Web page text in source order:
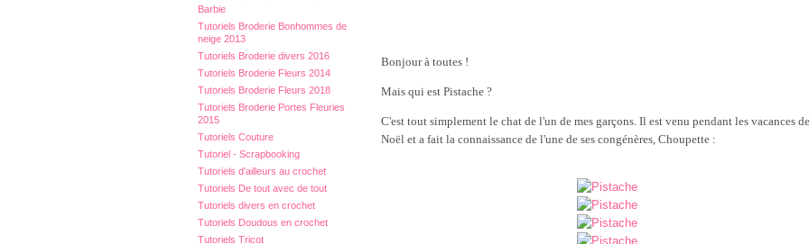
Barbie
Tutoriels Broderie Bonhommes de
neige 2013
Tutoriels Broderie divers 2016
Tutoriels Broderie Fleurs 2014
Tutoriels Broderie Fleurs 2018
Tutoriels Broderie Portes Fleuries
2015
Tutoriels Couture
Tutoriel - Scrapbooking
Tutoriels d'ailleurs au crochet
Tutoriels De tout avec de tout
Tutoriels divers en crochet
Tutoriels Doudous en crochet
Tutoriels Tricot
Bonjour à toutes !
Mais qui est Pistache ?
C'est tout simplement le chat de l'un de mes garçons. Il est venu pendant les vacances de
Noël et a fait la connaissance de l'une de ses congénères, Choupette :